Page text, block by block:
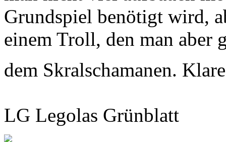
Grundspiel benötigt wird,
einem Troll, den man aber
dem Skralschamanen.
LG Legolas Grünblatt